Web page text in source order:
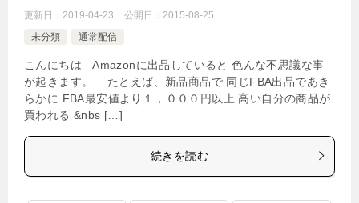
更新日： 2019-04-23 公開日： 2015-08-25
未分類
通常配信
こんにちは Amazonに出品していると 色んな不思議な事
が起きます。 たとえば、新品商品で 同じFBA出品であき
らかに FBA最安値より１，０００円以上 高い自分の商品が
買われる &nbs […]
続きを読む